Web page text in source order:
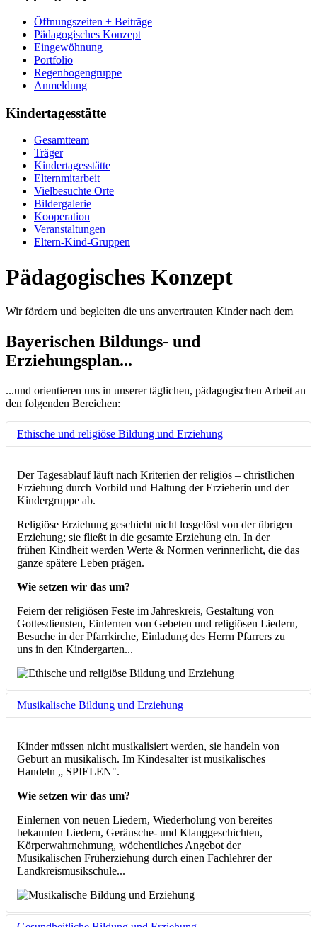
Öffnungszeiten + Beiträge
Pädagogisches Konzept
Eingewöhnung
Portfolio
Regenbogengruppe
Anmeldung
Kindertagesstätte
Gesamtteam
Träger
Kindertagesstätte
Elternmitarbeit
Vielbesuchte Orte
Bildergalerie
Kooperation
Veranstaltungen
Eltern-Kind-Gruppen
Pädagogisches Konzept
Wir fördern und begleiten die uns anvertrauten Kinder nach dem
Bayerischen Bildungs- und
Erziehungsplan...
...und orientieren uns in unserer täglichen, pädagogischen Arbeit an
den folgenden Bereichen:
Ethische und religiöse Bildung und Erziehung
Der Tagesablauf läuft nach Kriterien der religiös – christlichen
Erziehung durch Vorbild und Haltung der Erzieherin und der
Kindergruppe ab.
Religiöse Erziehung geschieht nicht losgelöst von der übrigen
Erziehung; sie fließt in die gesamte Erziehung ein. In der
frühen Kindheit werden Werte & Normen verinnerlicht, die das
ganze spätere Leben prägen.
Wie setzen wir das um?
Feiern der religiösen Feste im Jahreskreis, Gestaltung von
Gottesdiensten, Einlernen von Gebeten und religiösen Liedern,
Besuche in der Pfarrkirche, Einladung des Herrn Pfarrers zu
uns in den Kindergarten...
Musikalische Bildung und Erziehung
Kinder müssen nicht musikalisiert werden, sie handeln von
Geburt an musikalisch. Im Kindesalter ist musikalisches
Handeln „ SPIELEN".
Wie setzen wir das um?
Einlernen von neuen Liedern, Wiederholung von bereites
bekannten Liedern, Geräusche- und Klanggeschichten,
Körperwahrnehmung, wöchentliches Angebot der
Musikalischen Früherziehung durch einen Fachlehrer der
Landkreismusikschule...